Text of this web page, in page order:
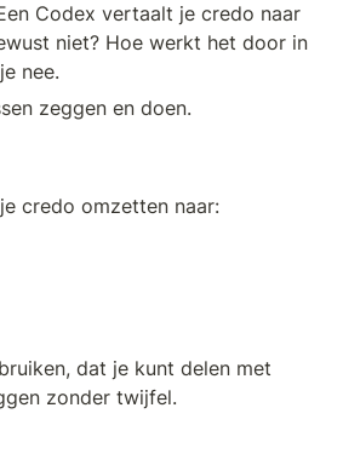
Codex vertaalt je credo naar
niet? Hoe werkt het door in
nee.
zeggen en doen.
credo omzetten naar:
dat je kunt delen met
zonder twijfel.